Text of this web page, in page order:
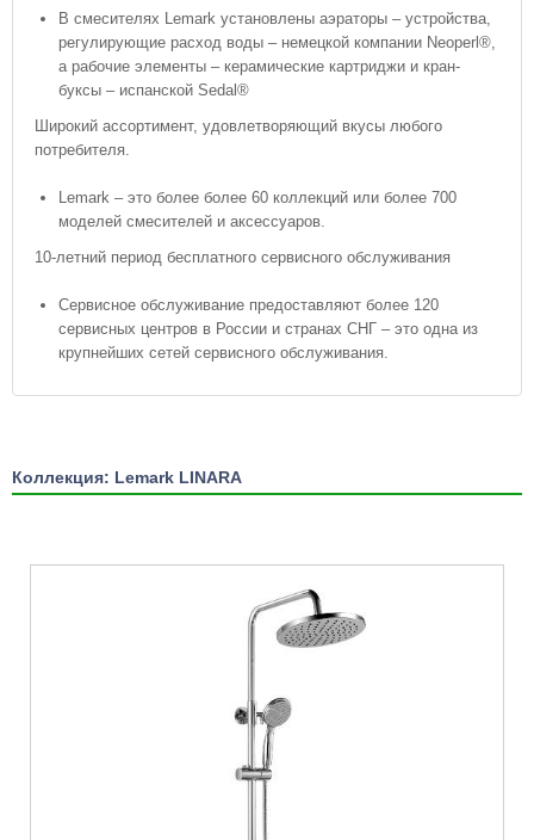
В смесителях Lemark установлены аэраторы – устройства,
регулирующие расход воды – немецкой компании Neoperl®,
а рабочие элементы – керамические картриджи и кран-
буксы – испанской Sedal®
Широкий ассортимент, удовлетворяющий вкусы любого
потребителя.
Lemark – это более более 60 коллекций или более 700
моделей смесителей и аксессуаров.
10-летний период бесплатного сервисного обслуживания
Сервисное обслуживание предоставляют более 120
сервисных центров в России и странах СНГ – это одна из
крупнейших сетей сервисного обслуживания.
Коллекция: Lemark LINARA